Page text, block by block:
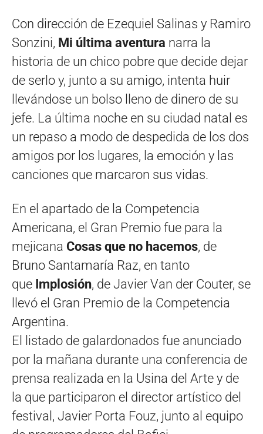
Con dirección de Ezequiel Salinas y Ramiro
Sonzini, Mi última aventura narra la
historia de un chico pobre que decide dejar
de serlo y, junto a su amigo, intenta huir
llevándose un bolso lleno de dinero de su
jefe. La última noche en su ciudad natal es
un repaso a modo de despedida de los dos
amigos por los lugares, la emoción y las
canciones que marcaron sus vidas.
En el apartado de la Competencia
Americana, el Gran Premio fue para la
mejicana Cosas que no hacemos, de
Bruno Santamaría Raz, en tanto
que Implosión, de Javier Van der Couter, se
llevó el Gran Premio de la Competencia
Argentina.
El listado de galardonados fue anunciado
por la mañana durante una conferencia de
prensa realizada en la Usina del Arte y de
la que participaron el director artístico del
festival, Javier Porta Fouz, junto al equipo